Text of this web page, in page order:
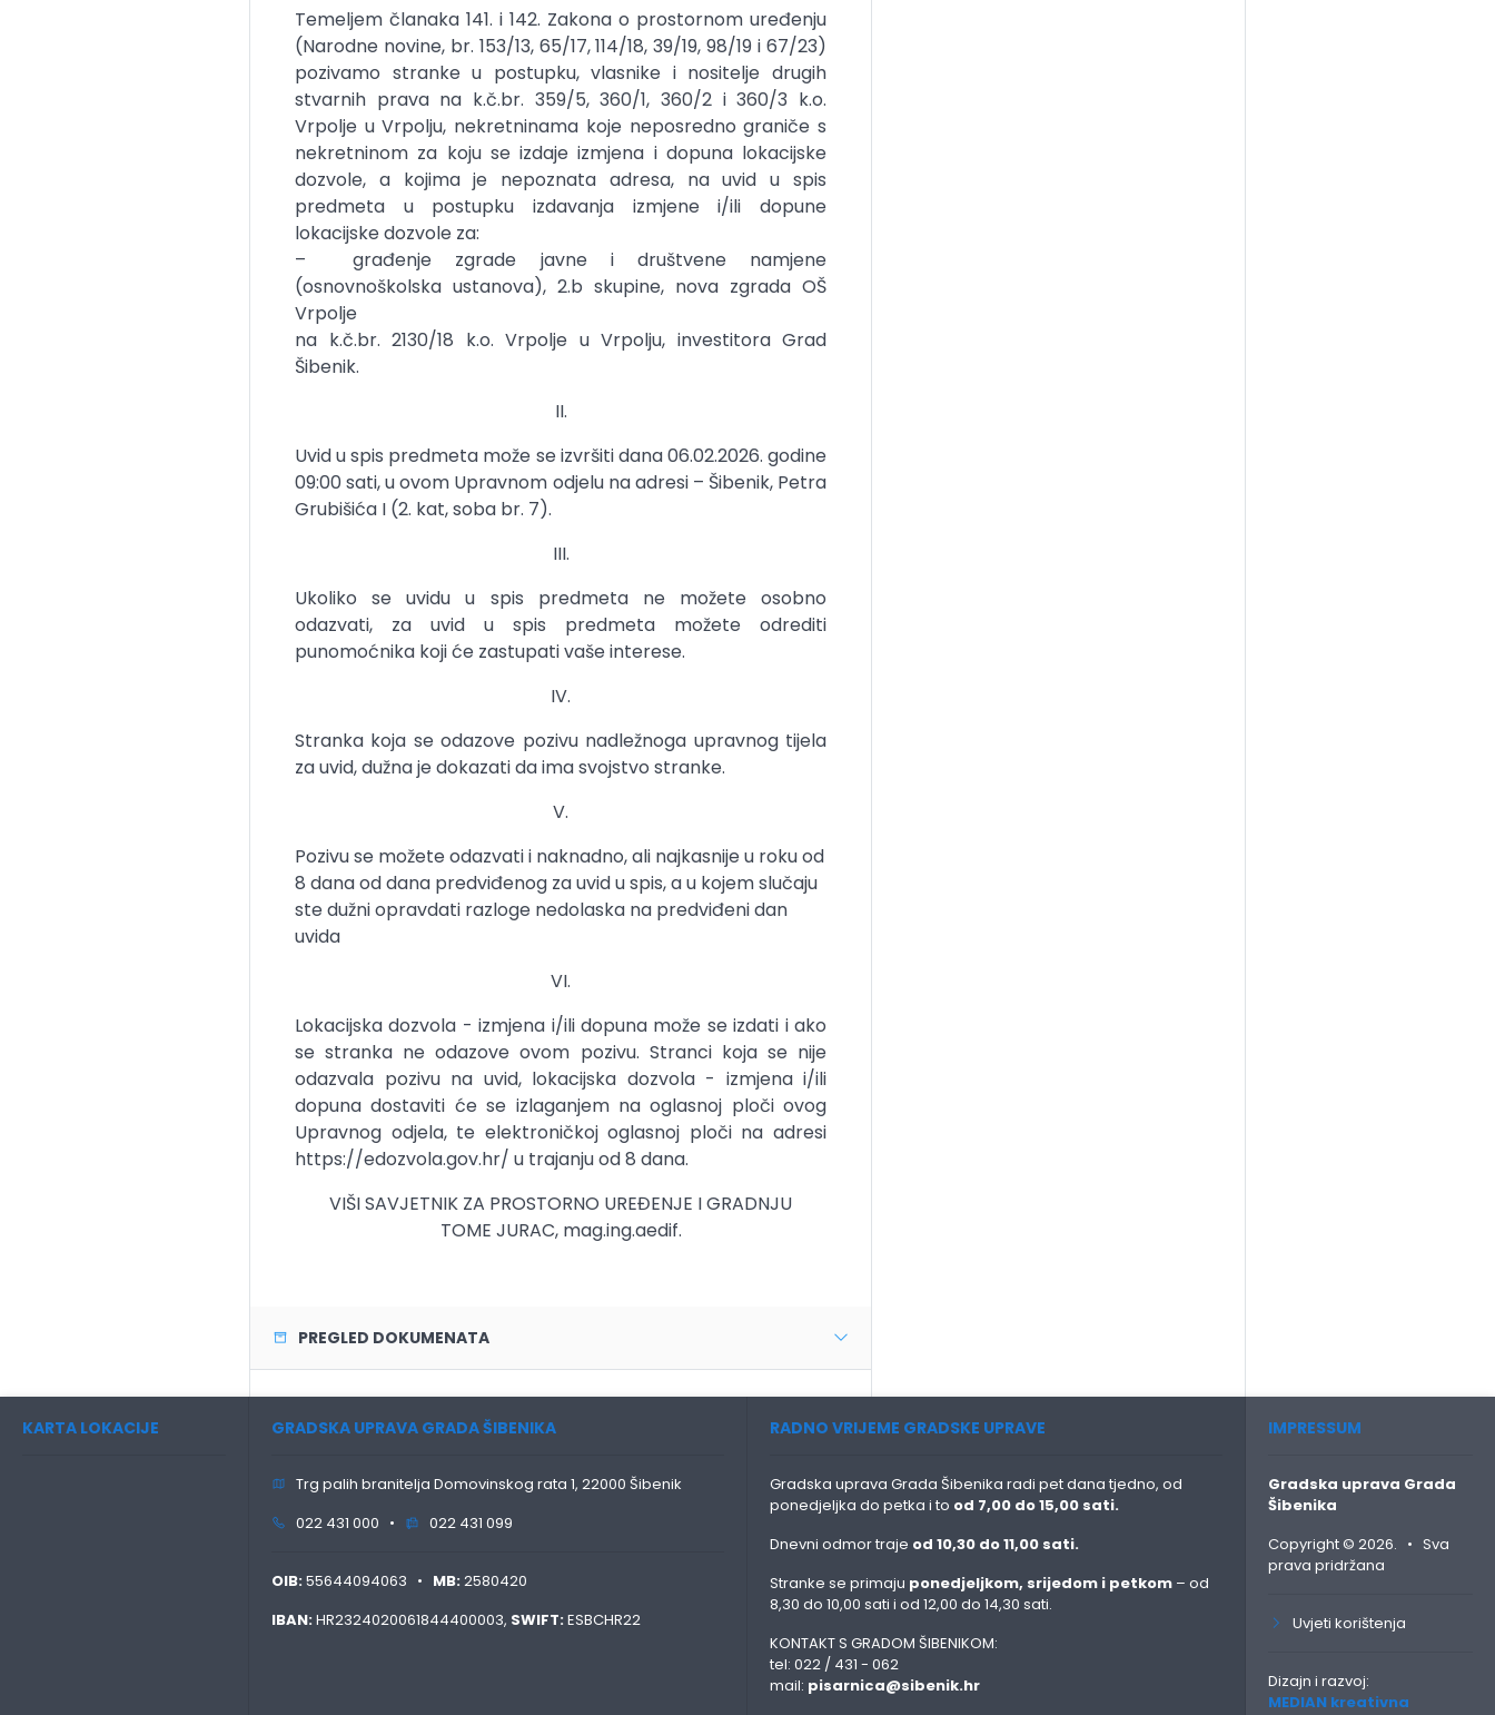
Temeljem članaka 141. i 142. Zakona o prostornom uređenju
(Narodne novine, br. 153/13, 65/17, 114/18, 39/19, 98/19 i 67/23)
pozivamo stranke u postupku, vlasnike i nositelje drugih
stvarnih prava na k.č.br. 359/5, 360/1, 360/2 i 360/3 k.o.
Vrpolje u Vrpolju, nekretninama koje neposredno graniče s
nekretninom za koju se izdaje izmjena i dopuna lokacijske
dozvole, a kojima je nepoznata adresa, na uvid u spis
predmeta u postupku izdavanja izmjene i/ili dopune
lokacijske dozvole za:
– građenje zgrade javne i društvene namjene
(osnovnoškolska ustanova), 2.b skupine, nova zgrada OŠ
Vrpolje
na k.č.br. 2130/18 k.o. Vrpolje u Vrpolju, investitora Grad
Šibenik.
II.
Uvid u spis predmeta može se izvršiti dana 06.02.2026. godine
09:00 sati, u ovom Upravnom odjelu na adresi – Šibenik, Petra
Grubišića I (2. kat, soba br. 7).
III.
Ukoliko se uvidu u spis predmeta ne možete osobno
odazvati, za uvid u spis predmeta možete odrediti
punomoćnika koji će zastupati vaše interese.
IV.
Stranka koja se odazove pozivu nadležnoga upravnog tijela
za uvid, dužna je dokazati da ima svojstvo stranke.
V.
Pozivu se možete odazvati i naknadno, ali najkasnije u roku od
8 dana od dana predviđenog za uvid u spis, a u kojem slučaju
ste dužni opravdati razloge nedolaska na predviđeni dan
uvida
VI.
Lokacijska dozvola - izmjena i/ili dopuna može se izdati i ako
se stranka ne odazove ovom pozivu. Stranci koja se nije
odazvala pozivu na uvid, lokacijska dozvola - izmjena i/ili
dopuna dostaviti će se izlaganjem na oglasnoj ploči ovog
Upravnog odjela, te elektroničkoj oglasnoj ploči na adresi
https://edozvola.gov.hr/ u trajanju od 8 dana.
VIŠI SAVJETNIK ZA PROSTORNO UREĐENJE I GRADNJU
TOME JURAC, mag.ing.aedif.
PREGLED DOKUMENATA
KARTA LOKACIJE GRADSKA UPRAVA GRADA ŠIBENIKA
Trg palih branitelja Domovinskog rata 1, 22000 Šibenik
022 431 000 •
022 431 099
OIB:55644094063 • MB:2580420
IBAN:HR2324020061844400003, SWIFT:ESBCHR22
RADNO VRIJEME GRADSKE UPRAVE
Gradska uprava Grada Šibenika radi pet dana tjedno, od
ponedjeljka do petka i to od 7,00 do 15,00 sati.
Dnevni odmor traje od 10,30 do 11,00 sati.
Stranke se primaju ponedjeljkom, srijedom i petkom – od
8,30 do 10,00 sati i od 12,00 do 14,30 sati.
KONTAKT S GRADOM ŠIBENIKOM:
tel: 022 / 431 - 062
mail: pisarnica@sibenik.hr
IMPRESSUM
Gradska uprava Grada
Šibenika
Copyright © 2026. • Sva
prava pridržana
Uvjeti korištenja
Dizajn i razvoj:
MEDIAN kreativna